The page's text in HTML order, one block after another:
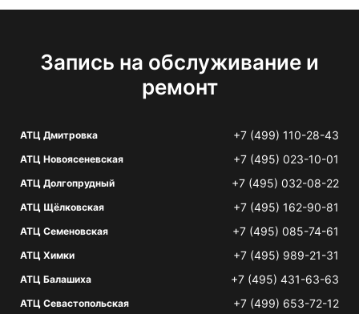
Запись на обслуживание и
ремонт
АТЦ Дмитровка +7 (499) 110-28-43
АТЦ Новоясеневская +7 (495) 023-10-01
АТЦ Долгопрудный +7 (495) 032-08-22
АТЦ Щёлковская +7 (495) 162-90-81
АТЦ Семеновская +7 (495) 085-74-61
АТЦ Химки +7 (495) 989-21-31
АТЦ Балашиха +7 (495) 431-63-63
АТЦ Севастопольская +7 (499) 653-72-12